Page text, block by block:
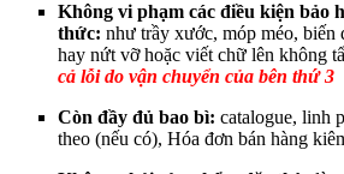
Không vi phạm các điều kiện bảo
thức: như trầy xước, móp méo, biến
hay nứt vỡ hoặc viết chữ lên không
cả lỗi do vận chuyển của bên thứ 3
Còn đầy đủ bao bì: catalogue, linh
theo (nếu có), Hóa đơn bán hàng